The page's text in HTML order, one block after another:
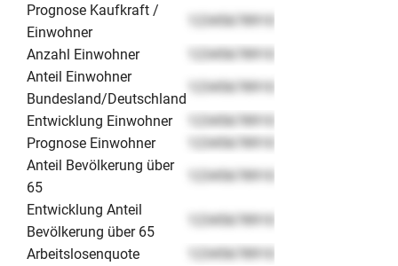
Prognose Kaufkraft /
Einwohner
12345678910
Anzahl Einwohner
12345678910
Anteil Einwohner
Bundesland/Deutschland
12345678910
Entwicklung Einwohner
12345678910
Prognose Einwohner
12345678910
Anteil Bevölkerung über
65
12345678910
Entwicklung Anteil
Bevölkerung über 65
12345678910
Arbeitslosenquote
12345678910